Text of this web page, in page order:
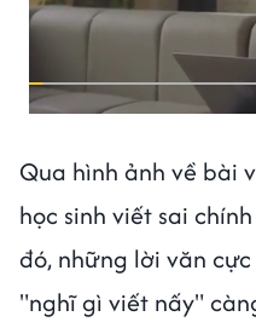
Qua hình ảnh về bài
học sinh viết sai
đó, những lời văn
"nghĩ gì viết nấy"